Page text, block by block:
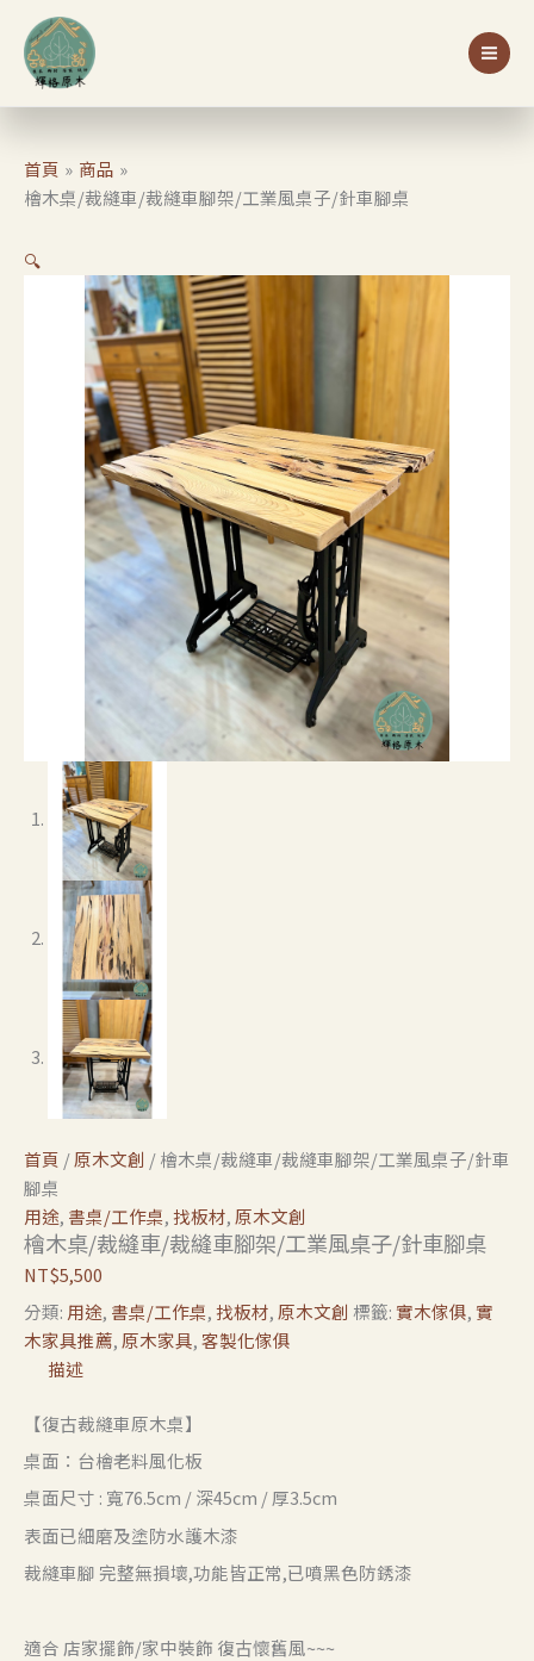
首頁
商品
檜木桌/裁縫車/裁縫車腳架/工業風桌子/針車腳桌
🔍
首頁 /原木文創 / 檜木桌/裁縫車/裁縫車腳架/工業風桌子/針車
腳桌
用途, 書桌/工作桌,找板材, 原木文創
檜木桌/裁縫車/裁縫車腳架/工業風桌子/針車腳桌
NT$5,500
分類: 用途, 書桌/工作桌,找板材, 原木文創 標籤:實木傢俱,實
木家具推薦, 原木家具,客製化傢俱
描述
【復古裁縫車原木桌】
桌面：台檜老料風化板
桌面尺寸 : 寬76.5cm / 深45cm / 厚3.5cm
表面已細磨及塗防水護木漆
裁縫車腳 完整無損壞,功能皆正常,已噴黑色防銹漆
適合 店家擺飾/家中裝飾 復古懷舊風~~~
車/
裁
縫
車
架/
工
桌